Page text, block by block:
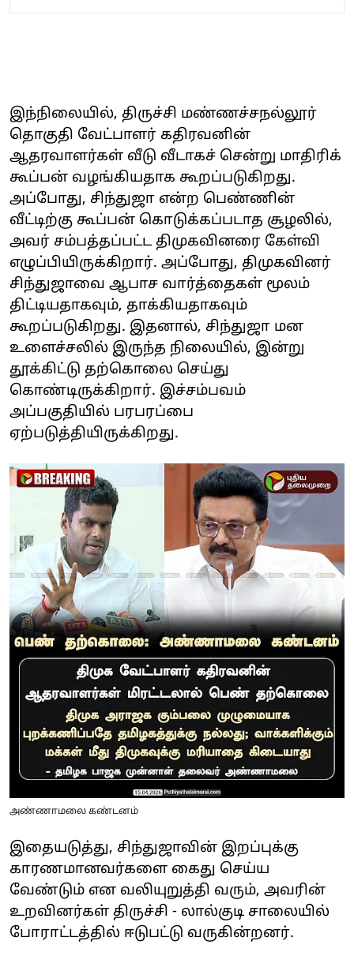
இந்நிலையில், திருச்சி மண்ணச்சநல்லூர்
தொகுதி வேட்பாளர் கதிரவனின்
ஆதரவாளர்கள் வீடு வீடாகச் சென்று மாதிரிக்
கூப்பன் வழங்கியதாக கூறப்படுகிறது.
அப்போது, சிந்துஜா என்ற பெண்ணின்
வீட்டிற்கு கூப்பன் கொடுக்கப்படாத சூழலில்,
அவர் சம்பத்தப்பட்ட திமுகவினரை கேள்வி
எழுப்பியிருக்கிறார். அப்போது, திமுகவினர்
சிந்துஜாவை ஆபாச வார்த்தைகள் மூலம்
திட்டியதாகவும், தாக்கியதாகவும்
கூறப்படுகிறது. இதனால், சிந்துஜா மன
உளைச்சலில் இருந்த நிலையில், இன்று
தூக்கிட்டு தற்கொலை செய்து
கொண்டிருக்கிறார். இச்சம்பவம்
அப்பகுதியில் பரபரப்பை
ஏற்படுத்தியிருக்கிறது.
அண்ணாமலை கண்டனம்
இதையடுத்து, சிந்துஜாவின் இறப்புக்கு
காரணமானவர்களை கைது செய்ய
வேண்டும் என வலியுறுத்தி வரும், அவரின்
உறவினர்கள் திருச்சி - லால்குடி சாலையில்
போராட்டத்தில் ஈடுபட்டு வருகின்றனர்.